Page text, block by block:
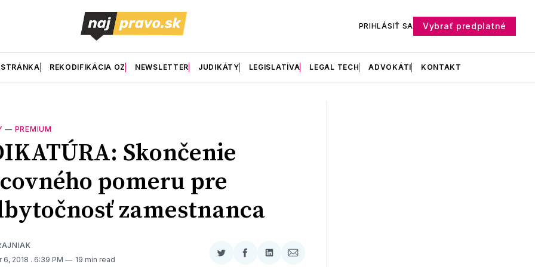
PRIHLÁSIŤ SA Vybrať predplatné
REKODIFIKÁCIA OZ NEWSLETTER JUDIKÁTY LEGISLATÍVA LEGAL TECH ADVOKÁTI KONTAKT
— PREMIUM
Skončenie
pomeru pre
zamestnanca
2018 . 6:39 PM 19 min read
ZdieľaťZdieľaťZdieľaťZdieľať